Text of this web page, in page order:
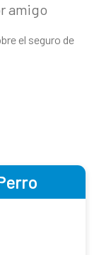
amigo
el seguro de